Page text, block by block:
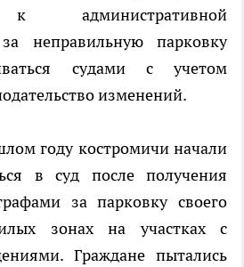
административной
за неправильную парковку
судами с учетом
изменений.
году костромичи начали
в суд после получения
за парковку своего
зонах на участках с
Граждане пытались